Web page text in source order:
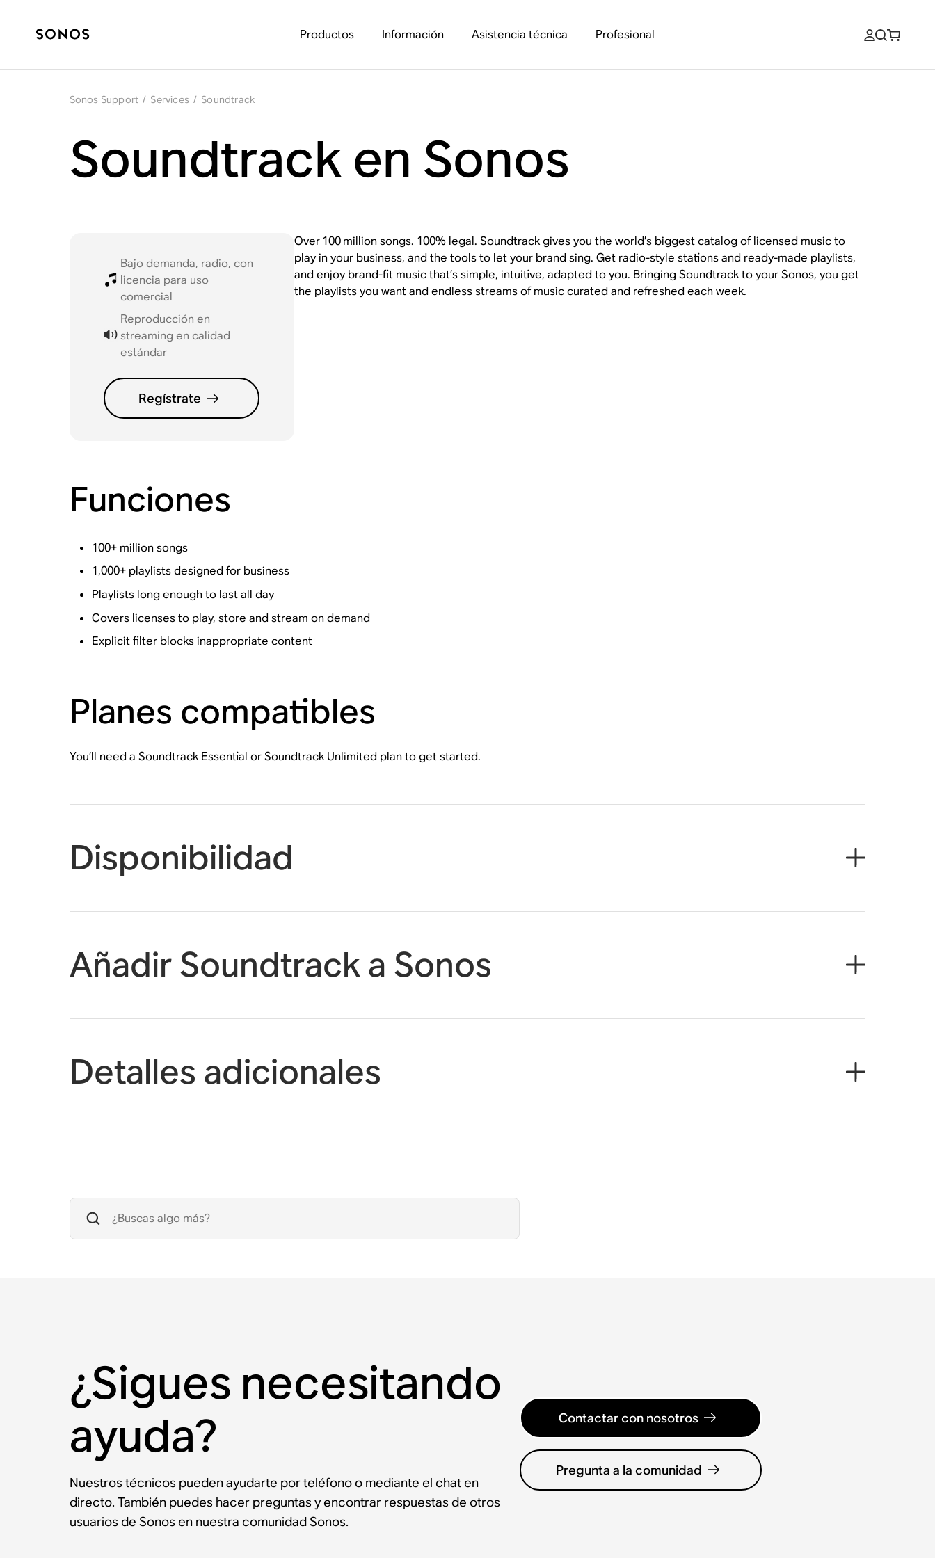
Productos Información Asistencia técnica Profesional
Sonos Support / Services / Soundtrack
Soundtrack en Sonos
Bajo demanda, radio, con
licencia para uso
comercial
Reproducción en
streaming en calidad
estándar
Regístrate
Over100million songs. 100% legal. Soundtrack gives you the world’s biggest catalog of licensed music to
play in your business, and the tools to let your brand sing. Get radio-style stations and ready-made playlists,
and enjoy brand-fit music that’s simple, intuitive, adapted to you. Bringing Soundtrack to your Sonos, you get
the playlists you want and endless streams of music curated and refreshed each week.
Funciones
100+ million songs
1,000+ playlists designed for business
Playlists long enough to last all day
Covers licenses to play, store and stream on demand
Explicit filter blocks inappropriate content
Planes compatibles
You’ll need a Soundtrack Essential or Soundtrack Unlimited plan to get started.
Disponibilidad
Añadir Soundtrack a Sonos
Detalles adicionales
¿Sigues necesitando
ayuda?
Nuestros técnicos pueden ayudarte por teléfono o mediante el chat en
directo. También puedes hacer preguntas y encontrar respuestas de otros
usuarios de Sonos en nuestra comunidad Sonos.
Contactar con nosotros
Pregunta a la comunidad